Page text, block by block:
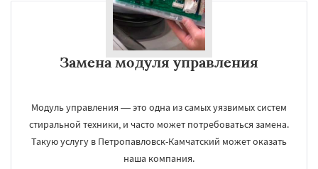
Замена модуля управления
Модуль управления — это одна из самых уязвимых систем
стиральной техники, и часто может потребоваться замена.
Такую услугу в Петропавловск-Камчатский может оказать
наша компания.